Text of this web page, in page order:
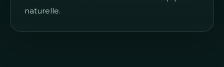
naturelle.